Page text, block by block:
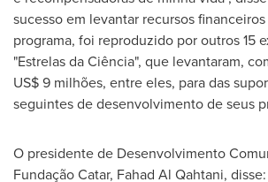
sucesso em levantar recursos
programa, foi reproduzido por outros 15
"Estrelas da Ciência", que levantaram,
US$ 9 milhões, entre eles, para das
seguintes de desenvolvimento de seus
O presidente de Desenvolvimento
Fundação Catar, Fahad Al Qahtani,